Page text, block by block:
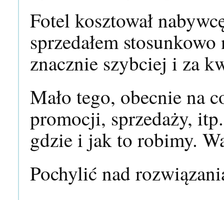
Fotel kosztował
sprzedałem
znacznie szybciej i za
Mało tego, obecnie na
promocji, sprzedaży,
gdzie i jak to robimy.
Pochylić nad